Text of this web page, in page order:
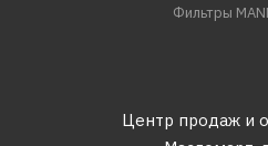
Фильтры
Центр продаж и